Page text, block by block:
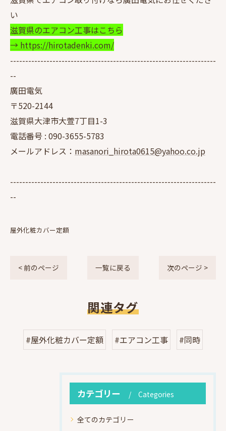
い
滋賀県のエアコン工事はこちら
→ https://hirotadenki.com/
--------------------------------------------------------------------
--
廣田電気
〒520-2144
滋賀県大津市大萱7丁目1-3
電話番号 : 090-3655-5783
メールアドレス： masanori_hirota0615@yahoo.co.jp
--------------------------------------------------------------------
--
屋外化粧カバー定額
< 前のページ 一覧に戻る 次のページ >
関連タグ
#屋外化粧カバー定額 #エアコン工事 #同時
カテゴリー Categories
全てのカテゴリー